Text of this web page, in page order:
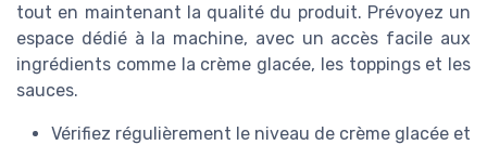
tout en maintenant la qualité du produit. Prévoyez un
espace dédié à la machine, avec un accès facile aux
ingrédients comme la crème glacée, les toppings et les
sauces.
Vérifiez régulièrement le niveau de crème glacée et